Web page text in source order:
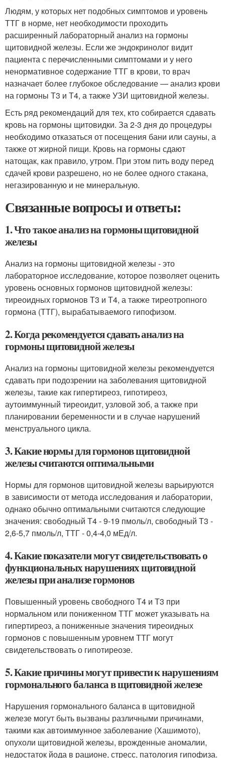
Людям, у которых нет подобных симптомов и уровень
ТТГ в норме, нет необходимости проходить
расширенный лабораторный анализ на гормоны
щитовидной железы. Если же эндокринолог видит
пациента с перечисленными симптомами и у него
ненормативное содержание ТТГ в крови, то врач
назначает более глубокое обследование — анализ крови
на гормоны Т3 и Т4, а также УЗИ щитовидной железы.
Есть ряд рекомендаций для тех, кто собирается сдавать
кровь на гормоны щитовидки. За 2-3 дня до процедуры
необходимо отказаться от посещения бани или сауны, а
также от жирной пищи. Кровь на гормоны сдают
натощак, как правило, утром. При этом пить воду перед
сдачей крови разрешено, но не более одного стакана,
негазированную и не минеральную.
Связанные вопросы и ответы:
1. Что такое анализ на гормоны щитовидной
железы
Анализ на гормоны щитовидной железы - это
лабораторное исследование, которое позволяет оценить
уровень основных гормонов щитовидной железы:
тиреоидных гормонов Т3 и Т4, а также тиреотропного
гормона (ТТГ), вырабатываемого гипофизом.
2. Когда рекомендуется сдавать анализ на
гормоны щитовидной железы
Анализ на гормоны щитовидной железы рекомендуется
сдавать при подозрении на заболевания щитовидной
железы, такие как гипертиреоз, гипотиреоз,
аутоиммунный тиреоидит, узловой зоб, а также при
планировании беременности и в случае нарушений
менструального цикла.
3. Какие нормы для гормонов щитовидной
железы считаются оптимальными
Нормы для гормонов щитовидной железы варьируются
в зависимости от метода исследования и лаборатории,
однако обычно оптимальными считаются следующие
значения: свободный Т4 - 9-19 пмоль/л, свободный Т3 -
2,6-5,7 пмоль/л, ТТГ - 0,4-4,0 мЕд/л.
4. Какие показатели могут свидетельствовать о
функциональных нарушениях щитовидной
железы при анализе гормонов
Повышенный уровень свободного Т4 и Т3 при
нормальном или пониженном ТТГ может указывать на
гипертиреоз, а пониженные значения тиреоидных
гормонов с повышенным уровнем ТТГ могут
свидетельствовать о гипотиреозе.
5. Какие причины могут привести к нарушениям
гормонального баланса в щитовидной железе
Нарушения гормонального баланса в щитовидной
железе могут быть вызваны различными причинами,
такими как автоиммунное заболевание (Хашимото),
опухоли щитовидной железы, врожденные аномалии,
недостаток йода в рационе, стресс, патология гипофиза.